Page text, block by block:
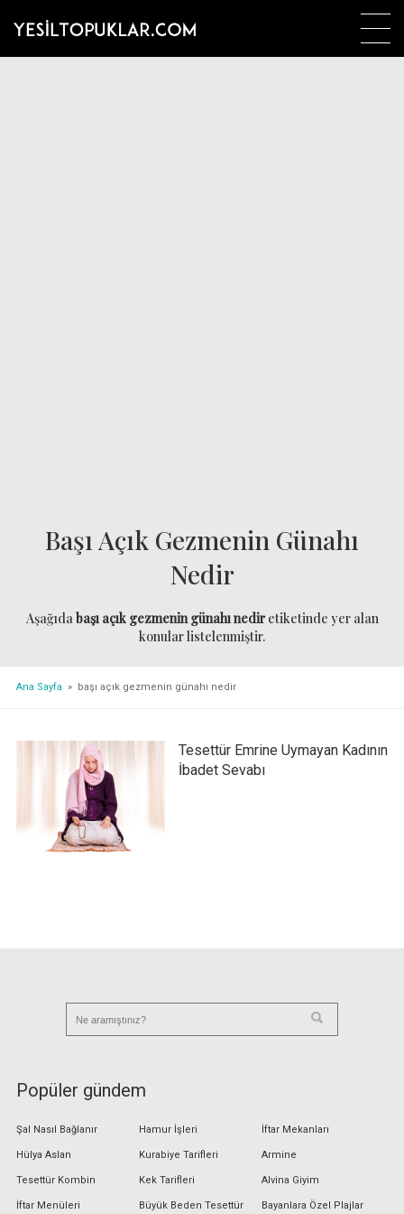
Başı Açık Gezmenin Günahı
Nedir
Aşağıdabaşı açık gezmenin günahı nediretiketinde yer alan
konular listelenmiştir.
Ana Sayfa » başı açık gezmenin günahı nedir
Tesettür Emrine Uymayan Kadının
İbadet Sevabı
Popüler gündem
Şal Nasıl Bağlanır
Hülya Aslan
Tesettür Kombin
İftar Menüleri
Hamur İşleri
Kurabiye Tarifleri
Kek Tarifleri
Büyük Beden Tesettür
İftar Mekanları
Armine
Alvina Giyim
Bayanlara Özel Plajlar